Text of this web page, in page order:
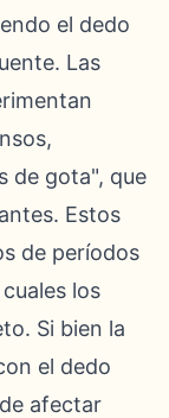
el dedo
Las
de gota", que
Estos
de períodos
los
Si bien la
el dedo
afectar